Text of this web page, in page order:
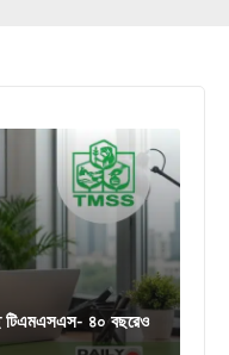
টিএমএসএস- ৪০ বছরেও